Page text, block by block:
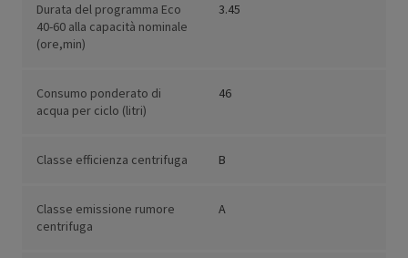
Durata del programma Eco
40-60 alla capacità nominale
(ore,min)
3.45
Consumo ponderato di
acqua per ciclo (litri)
46
Classe efficienza centrifuga B
Classe emissione rumore
centrifuga
A